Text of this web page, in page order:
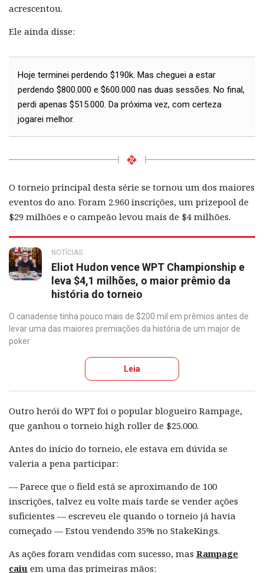
acrescentou.
Ele ainda disse:
Hoje terminei perdendo $190k. Mas cheguei a estar
perdendo $800.000 e $600.000 nas duas sessões. No final,
perdi apenas $515.000. Da próxima vez, com certeza
jogarei melhor.
O torneio principal desta série se tornou um dos maiores
eventos do ano. Foram 2.960 inscrições, um prizepool de
$29 milhões e o campeão levou mais de $4 milhões.
NOTÍCIAS
Eliot Hudon vence WPT Championship e
leva $4,1 milhões, o maior prêmio da
história do torneio
O canadense tinha pouco mais de $200 mil em prêmios antes de
levar uma das maiores premiações da história de um major de
poker
Leia
Outro herói do WPT foi o popular blogueiro Rampage,
que ganhou o torneio high roller de $25.000.
Antes do início do torneio, ele estava em dúvida se
valeria a pena participar:
— Parece que o field está se aproximando de 100
inscrições, talvez eu volte mais tarde se vender ações
suficientes — escreveu ele quando o torneio já havia
começado — Estou vendendo 35% no StakeKings.
As ações foram vendidas com sucesso, mas Rampage
caiu em uma das primeiras mãos: